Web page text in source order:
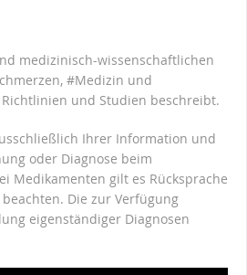
medizinisch-wissenschaftlichen
#Medizin und
und Studien beschreibt.
Ihrer Information und
oder Diagnose beim
Medikamenten gilt es Rücksprache
Die zur Verfügung
eigenständiger Diagnosen